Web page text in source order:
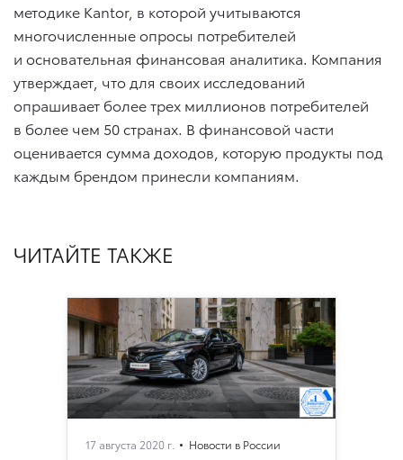
методике Kantor, в которой учитываются
многочисленные опросы потребителей
и основательная финансовая аналитика. Компания
утверждает, что для своих исследований
опрашивает более трех миллионов потребителей
в более чем 50 странах. В финансовой части
оценивается сумма доходов, которую продукты под
каждым брендом принесли компаниям.
ЧИТАЙТЕ ТАКЖЕ
17 августа 2020 г. Новости в России